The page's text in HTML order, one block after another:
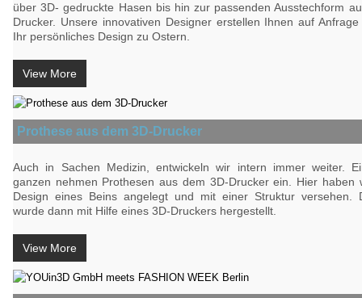
über 3D- gedruckte Hasen bis hin zur passenden Ausstechform
Drucker. Unsere innovativen Designer erstellen Ihnen auf
Ihr persönliches Design zu Ostern.
View More
Prothese aus dem 3D-Drucker
Auch in Sachen Medizin, entwickeln wir intern immer weiter.
ganzen nehmen Prothesen aus dem 3D-Drucker ein. Hier haben
Design eines Beins angelegt und mit einer Struktur versehen.
wurde dann mit Hilfe eines 3D-Druckers hergestellt.
View More